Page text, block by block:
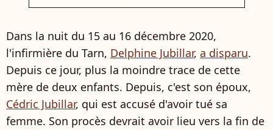
Dans la nuit du 15 au 16 décembre 2020,
l'infirmière du Tarn, Delphine Jubillar, a disparu.
Depuis ce jour, plus la moindre trace de cette
mère de deux enfants. Depuis, c'est son époux,
Cédric Jubillar, qui est accusé d'avoir tué sa
femme. Son procès devrait avoir lieu vers la fin de